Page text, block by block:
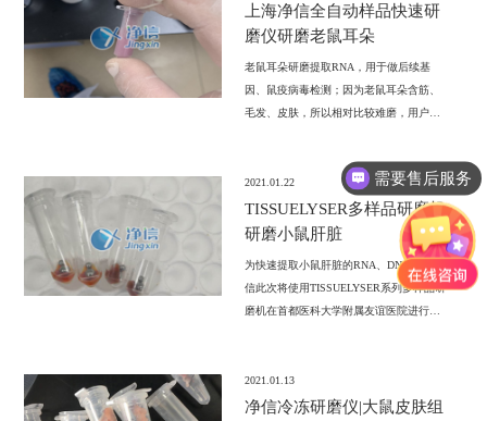
上海净信全自动样品快速研
磨仪研磨老鼠耳朵
老鼠耳朵研磨提取RNA，用于做后续基
因、鼠疫病毒检测；因为老鼠耳朵含筋、
毛发、皮肤，所以相对比较难磨，用户之
样本活性降解。上海净信全自动样品快速
研磨仪可批量处理样本，每个样本都是独
立离心管，不会交叉污染，用户可批量化
抽提基因组，大大提高了工作效率。
2021.01.22
TISSUELYSER多样品研磨机
研磨小鼠肝脏
为快速提取小鼠肝脏的RNA、DNA上海净
信此次将使用TISSUELYSER系列多样品研
磨机在首都医科大学附属友谊医院进行此
2021.01.13
净信冷冻研磨仪|大鼠皮肤组
需要售后服务